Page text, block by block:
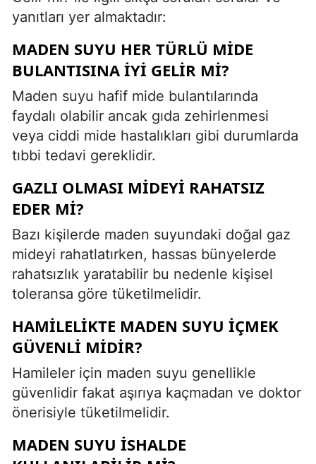
yanıtları yer almaktadır:
MADEN SUYU HER TÜRLÜ MIDE
BULANTISINA İYI GELIR MI?
Maden suyu hafif mide bulantılarında
faydalı olabilir ancak gıda zehirlenmesi
veya ciddi mide hastalıkları gibi durumlarda
tıbbi tedavi gereklidir.
GAZLI OLMASI MIDEYI RAHATSIZ
EDER MI?
Bazı kişilerde maden suyundaki doğal gaz
mideyi rahatlatırken, hassas bünyelerde
rahatsızlık yaratabilir bu nedenle kişisel
toleransa göre tüketilmelidir.
HAMILELIKTE MADEN SUYU İÇMEK
GÜVENLI MIDIR?
Hamileler için maden suyu genellikle
güvenlidir fakat aşırıya kaçmadan ve doktor
önerisiyle tüketilmelidir.
MADEN SUYU İSHALDE